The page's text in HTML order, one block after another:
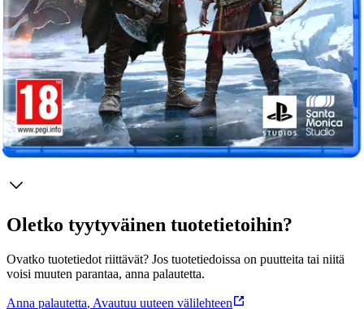
turvallisuutensa tai maailmojen turvallisuuden. Ja samaan aikaan
Asgårdin joukkoja kootaan... • Kulje yhdeksän maailman läpi kohti
ennustusten maailmanlopun taistelua. • Kukista skandinaavien
jumalia ja hirviöitä sulavaliikkeisissä ja näyttävissä taisteluissa. •
Tutki ihmeellisiä paikkoja huikeissa mytologisissa maisemissa.
Näytä lisää tuotekuvausta
Ominaisuudet
Oletko tyytyväinen tuotetietoihin?
Ovatko tuotetiedot riittävät? Jos tuotetiedoissa on puutteita tai niitä
voisi muuten parantaa, anna palautetta.
Anna palautetta, Avautuu uuteen välilehteen